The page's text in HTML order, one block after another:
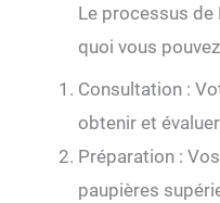
Le processus de
quoi vous
Consultation :
obtenir et
Préparation :
paupières